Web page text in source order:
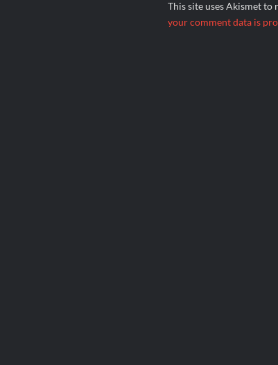
This site uses Akismet to
your comment data is